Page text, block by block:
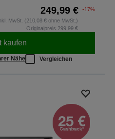
249,99 €
-17%
MwSt. (210,08 € ohne MwSt.)
Originalpreis 299,99 €
kaufen
Nähe Vergleichen